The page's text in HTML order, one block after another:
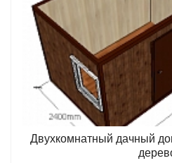
Двухкомнатный дачный